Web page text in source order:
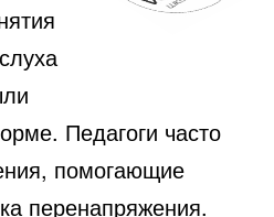
Педагоги часто
помогающие
перенапряжения.